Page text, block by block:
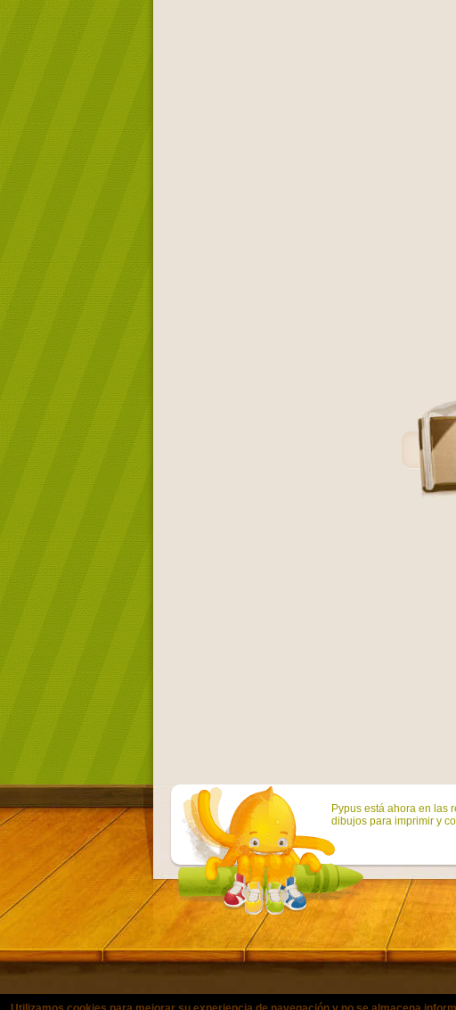
Utilizamos cookies para mejorar su experiencia de navegación y no se almacena
Pypus está ahora en las
dibujos para imprimir y
© Copyright 2011-2021 colorearjunior.com